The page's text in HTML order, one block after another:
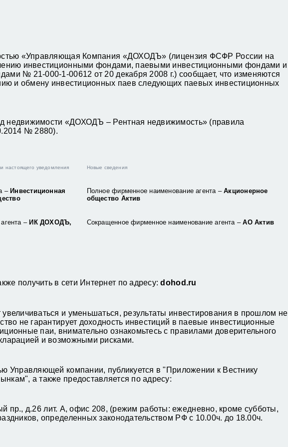
«Управляющая Компания «ДОХОДЪ» (лицензия ФСФР России на
инвестиционными фондами, паевыми инвестиционными фондами и
№ 21-000-1-00612 от 20 декабря 2008 г.) сообщает, что изменяются
и обмену инвестиционных паев следующих паевых инвестиционных
недвижимости «ДОХОДЪ – Рентная недвижимость» (правила
№ 2880).
настоящего уведомления Новые сведения
– Инвестиционная
Полное фирменное наименование агента –Акционерное
общество Актив
– ИК ДОХОДЪ,
Сокращенное фирменное наименование агента –АО Актив
получить в сети Интернет по адресу:dohod .ru
и уменьшаться, результаты инвестирования в прошлом не
не гарантирует доходность инвестиций в паевые инвестиционные
паи, внимательно ознакомьтесь с правилами доверительного
и возможными рисками.
Управляющей компании, публикуется в "Приложении к Вестнику
а также предоставляется по адресу:
пр., д.26 лит. А, офис 208, (режим работы: ежедневно, кроме субботы,
определенных законодательством РФ с 10.00ч. до 18.00ч.